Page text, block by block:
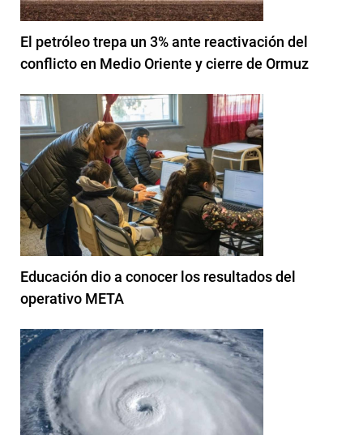
El petróleo trepa un 3% ante reactivación del
conflicto en Medio Oriente y cierre de Ormuz
Educación dio a conocer los resultados del
operativo META